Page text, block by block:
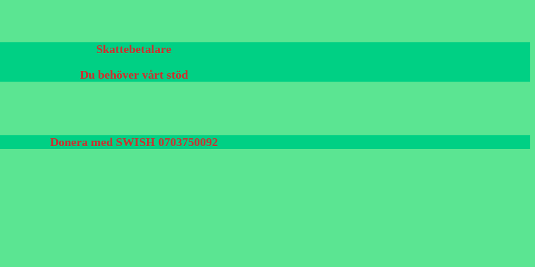
Skattebetalare
Du behöver vårt stöd
Donera med SWISH 0703750092